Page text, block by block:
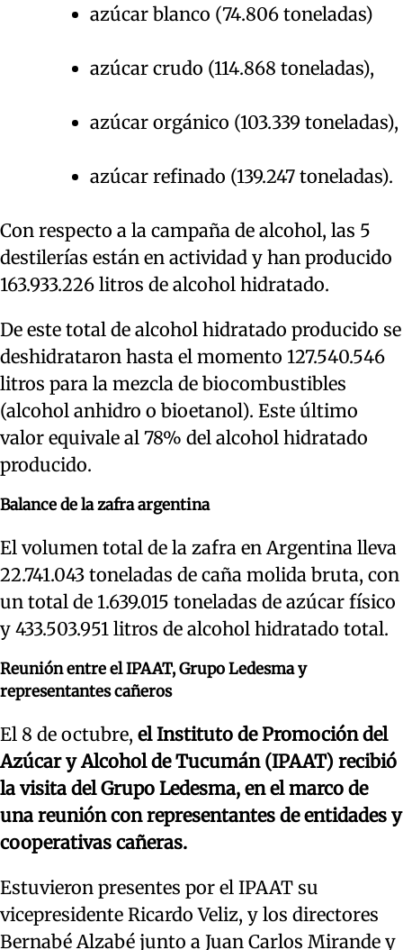
azúcar blanco (74.806 toneladas)
azúcar crudo (114.868 toneladas),
azúcar orgánico (103.339 toneladas),
azúcar refinado (139.247 toneladas).
Con respecto a la campaña de alcohol, las 5
destilerías están en actividad y han producido
163.933.226 litros de alcohol hidratado.
De este total de alcohol hidratado producido se
deshidrataron hasta el momento 127.540.546
litros para la mezcla de biocombustibles
(alcohol anhidro o bioetanol). Este último
valor equivale al 78% del alcohol hidratado
producido.
Balance de la zafra argentina
El volumen total de la zafra en Argentina lleva
22.741.043 toneladas de caña molida bruta, con
un total de 1.639.015 toneladas de azúcar físico
y 433.503.951 litros de alcohol hidratado total.
Reunión entre el IPAAT, Grupo Ledesma y
representantes cañeros
El 8 de octubre, el Instituto de Promoción del
Azúcar y Alcohol de Tucumán (IPAAT) recibió
la visita del Grupo Ledesma, en el marco de
una reunión con representantes de entidades y
cooperativas cañeras.
Estuvieron presentes por el IPAAT su
vicepresidente Ricardo Veliz, y los directores
Bernabé Alzabé junto a Juan Carlos Mirande y